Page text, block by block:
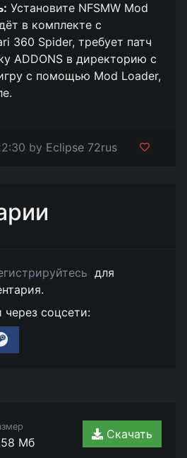
Установите NFSMW Mod
в комплекте с
360 Spider, требует патч
ADDONS в директорию с
с помощью Mod Loader,
by Eclipse 72rus
для
соцсети:
Мб
Скачать